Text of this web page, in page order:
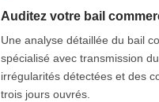
Auditez votre bail
Une analyse détaillée du bail
spécialisé avec transmission
irrégularités détectées et des
trois jours ouvrés.